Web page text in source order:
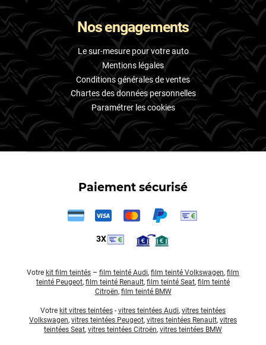
Nos engagements
Le sur-mesure pour votre auto
Mentions légales
Conditions générales de ventes
Chartes des données personnelles
Paramétrer les cookies
Paiement sécurisé
3X
Votre kit film teintés – film teinté Audi, film teinté Volkswagen, film
teinté Peugeot, film teinté Renault, film teinté Seat, film teinté
Citroën, film teinté BMW
Votre kit vitres teintées - vitres teintées Audi, vitres teintées
Volkswagen, vitres teintées Peugeot, vitres teintées Renault, vitres
teintées Seat, vitres teintées Citroën, vitres teintées BMW